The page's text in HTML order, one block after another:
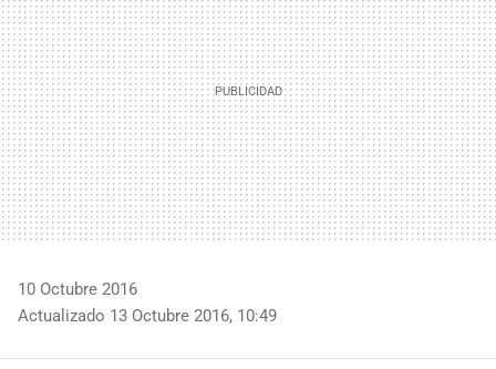
10 Octubre 2016
Actualizado 13 Octubre 2016, 10:49